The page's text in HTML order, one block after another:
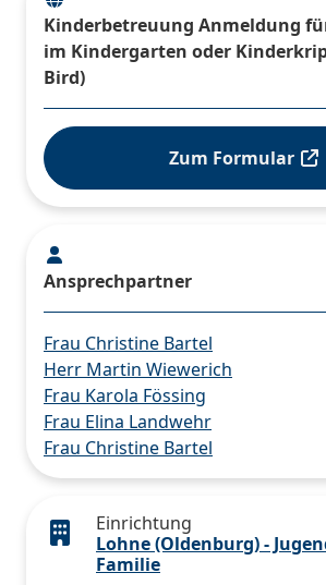
Kinderbetreuung Anmeldung
im Kindergarten oder
Bird)
Zum Formular
Ansprechpartner
Frau Christine Bartel
Herr Martin Wiewerich
Frau Karola Fössing
Frau Elina Landwehr
Frau Christine Bartel
Einrichtung
Lohne (Oldenburg) -
Familie